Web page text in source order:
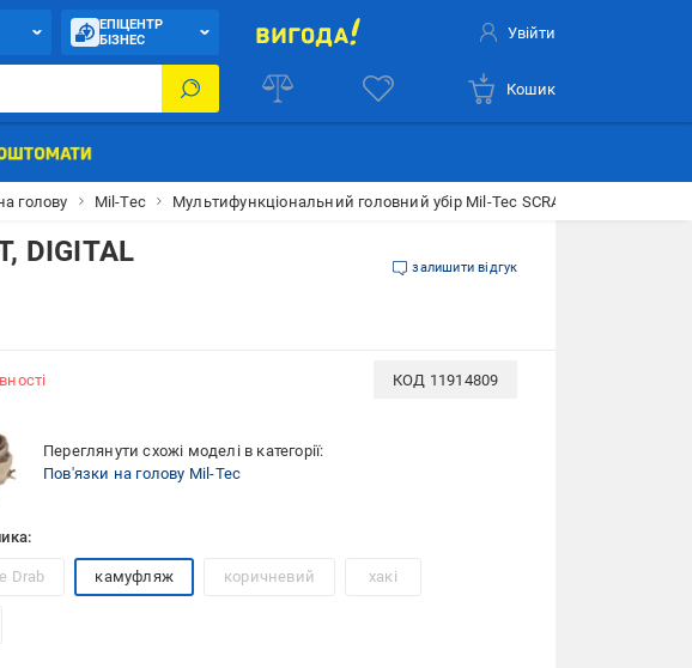
ЕПІЦЕНТР
БІЗНЕС
Увійти
Кошик
голову Mil-Tec Мультифункціональний головний убір Mil-Tec SCRAFT, DIGITAL
DIGITAL
залишити відгук
КОД 11914809
Переглянути схожі моделі в категорії:
Пов'язки на голову Mil-Tec
Drab камуфляж коричневий хакі